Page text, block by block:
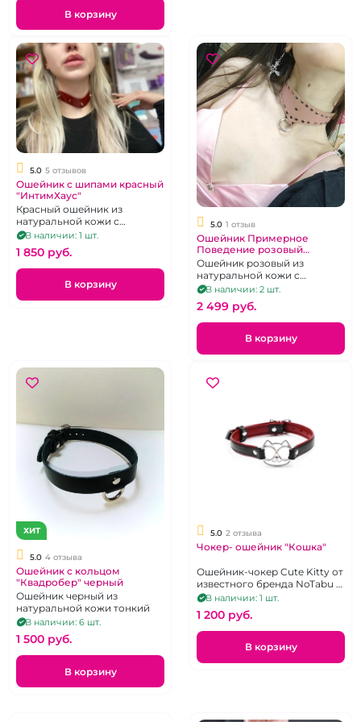
В корзину
5.0 5 отзывов
Ошейник с шипами красный
"ИнтимХаус"
Красный ошейник из
натуральной кожи с
шипиками
В наличии: 1 шт.
1 850 pуб.
В корзину
5.0 1 отзыв
Ошейник Примерное
Поведение розовый
"ИнтимХаус"
Ошейник розовый из
натуральной кожи с
клепками и круглым
В наличии: 2 шт.
2 499 pуб.
В корзину
ХИТ
5.0 4 отзыва
Ошейник с кольцом
"Квадробер" черный
Ошейник черный из
натуральной кожи тонкий
В наличии: 6 шт.
1 500 pуб.
В корзину
5.0 2 отзыва
Чокер- ошейник "Кошка"
Ошейник-чокер Cute Kitty от
известного бренда NoTabu -
стань настоящей кошечкой!
В наличии: 1 шт.
1 200 pуб.
В корзину